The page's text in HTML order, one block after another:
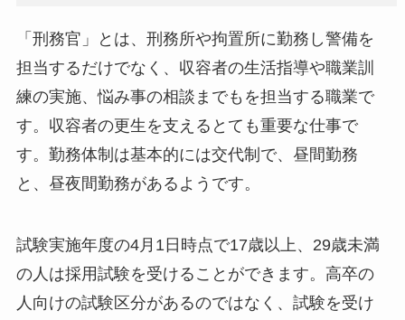
「刑務官」とは、刑務所や拘置所に勤務し警備を
担当するだけでなく、収容者の生活指導や職業訓
練の実施、悩み事の相談までもを担当する職業で
す。収容者の更生を支えるとても重要な仕事で
す。勤務体制は基本的には交代制で、昼間勤務
と、昼夜間勤務があるようです。
試験実施年度の4月1日時点で17歳以上、29歳未満
の人は採用試験を受けることができます。高卒の
人向けの試験区分があるのではなく、試験を受け